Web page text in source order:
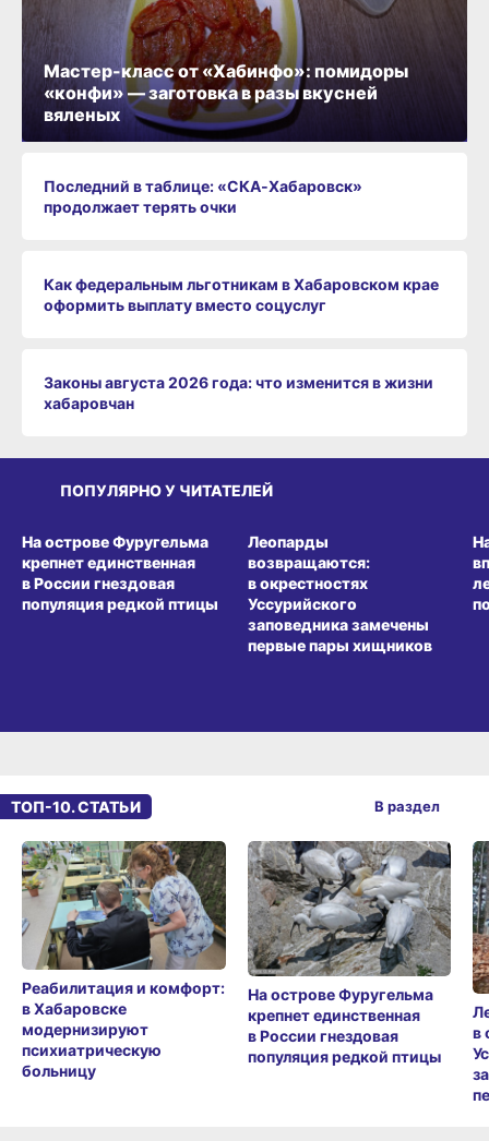
Последний в таблице: «СКА‑Хабаровск»
продолжает терять очки
Как федеральным льготникам в Хабаровском крае
оформить выплату вместо соцуслуг
Законы августа 2026 года: что изменится в жизни
хабаровчан
Мастер-класс от «Хабинфо»: помидоры
«конфи» — заготовка в разы вкусней
вяленых
ПОПУЛЯРНО У ЧИТАТЕЛЕЙ
На острове Фуругельма
крепнет единственная
в России гнездовая
популяция редкой птицы
Леопарды
возвращаются:
в окрестностях
Уссурийского
заповедника замечены
первые пары хищников
ТОП-10. СТАТЬИ
Реабилитация и комфорт:
в Хабаровске
модернизируют
психиатрическую
больницу
На острове Фуругельма
крепнет единственная
в России гнездовая
популяция редкой птицы
в
В раздел